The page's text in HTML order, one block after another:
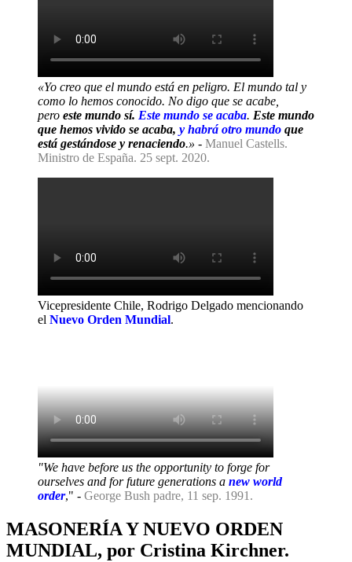
«Yo creo que el mundo está en peligro. El mundo tal y
como lo hemos conocido. No digo que se acabe,
pero este mundo sí. Este mundo se acaba. Este mundo
que hemos vivido se acaba, y habrá otro mundo que
está gestándose y renaciendo.» - Manuel Castells.
Ministro de España. 25 sept. 2020.
Vicepresidente Chile, Rodrigo Delgado mencionando
el Nuevo Orden Mundial.
"We have before us the opportunity to forge for
ourselves and for future generations a new world
order," - George Bush padre, 11 sep. 1991.
MASONERÍA Y NUEVO ORDEN
MUNDIAL, por Cristina Kirchner.